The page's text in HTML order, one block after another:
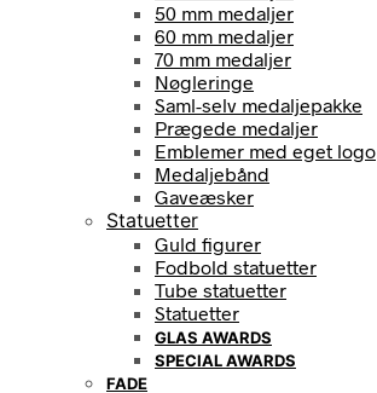
50 mm medaljer
60 mm medaljer
70 mm medaljer
Nøgleringe
Saml-selv medaljepakke
Prægede medaljer
Emblemer med eget logo
Medaljebånd
Gaveæsker
Statuetter
Guld figurer
Fodbold statuetter
Tube statuetter
Statuetter
GLAS AWARDS
SPECIAL AWARDS
FADE